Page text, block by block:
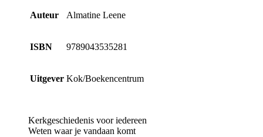
Auteur Almatine Leene
ISBN 9789043535281
Uitgever Kok/Boekencentrum
Kerkgeschiedenis voor iedereen
Weten waar je vandaan komt